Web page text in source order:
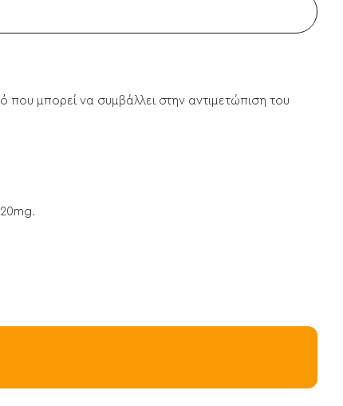
μπορεί να συμβάλλει στην αντιμετώπιση του